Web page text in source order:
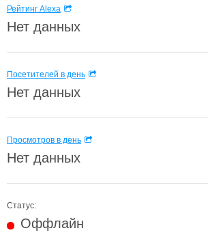
Рейтинг Alexa
Нет данных
Посетителей в день
Нет данных
Просмотров в день
Нет данных
Статус:
Оффлайн